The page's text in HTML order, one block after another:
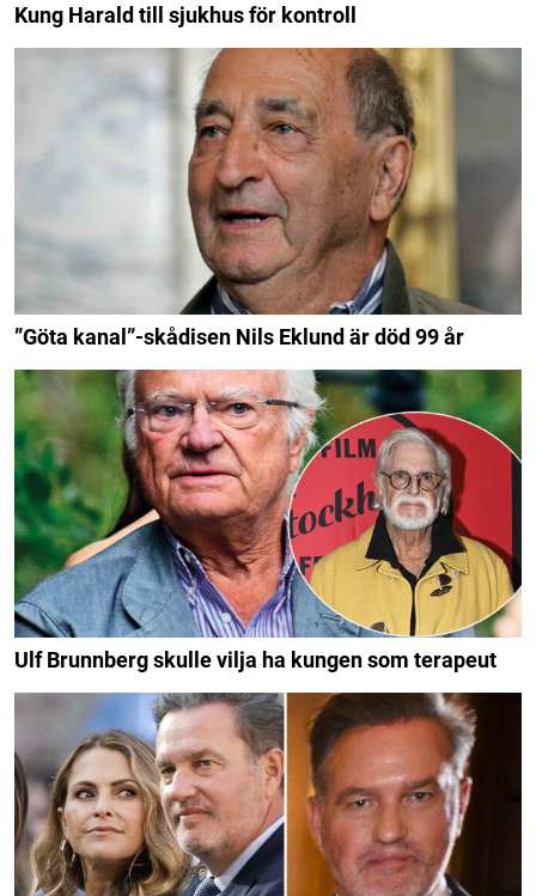
Kung Harald till sjukhus för kontroll
”Göta kanal”-skådisen Nils Eklund är död 99 år
Ulf Brunnberg skulle vilja ha kungen som terapeut